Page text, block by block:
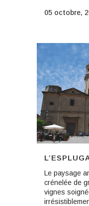
05 octobre,
Le paysage
crénelée de
vignes